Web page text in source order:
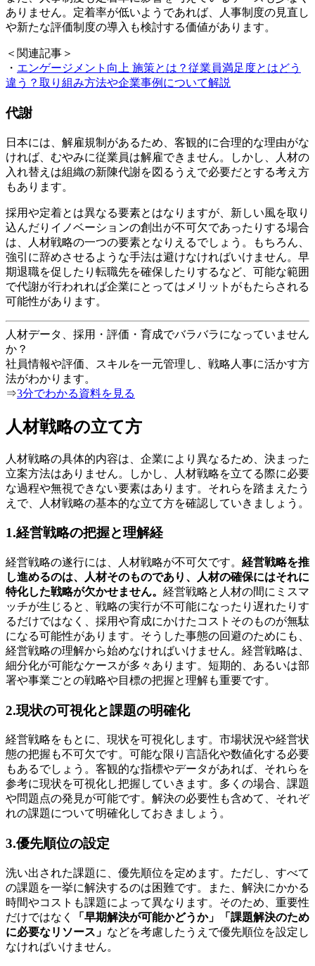
ありません。定着率が低いようであれば、人事制度の見直し
や新たな評価制度の導入も検討する価値があります。
＜関連記事＞
・ エンゲージメント向上 施策とは？従業員満足度とはどう
違う？取り組み方法や企業事例について解説
代謝
日本には、解雇規制があるため、客観的に合理的な理由がな
ければ、むやみに従業員は解雇できません。しかし、人材の
入れ替えは組織の新陳代謝を図るうえで必要だとする考え方
もあります。
採用や定着とは異なる要素とはなりますが、新しい風を取り
込んだりイノベーションの創出が不可欠であったりする場合
は、人材戦略の一つの要素となりえるでしょう。もちろん、
強引に辞めさせるような手法は避けなければいけません。早
期退職を促したり転職先を確保したりするなど、可能な範囲
で代謝が行われれば企業にとってはメリットがもたらされる
可能性があります。
人材データ、採用・評価・育成でバラバラになっていません
か？
社員情報や評価、スキルを一元管理し、戦略人事に活かす方
法がわかります。
⇒3分でわかる資料を見る
人材戦略の立て方
人材戦略の具体的内容は、企業により異なるため、決まった
立案方法はありません。しかし、人材戦略を立てる際に必要
な過程や無視できない要素はあります。それらを踏まえたう
えで、人材戦略の基本的な立て方を確認していきましょう。
1.経営戦略の把握と理解経
経営戦略の遂行には、人材戦略が不可欠です。 経営戦略を推
し進めるのは、人材そのものであり、人材の確保にはそれに
特化した戦略が欠かせません。 経営戦略と人材の間にミスマ
ッチが生じると、戦略の実行が不可能になったり遅れたりす
るだけではなく、採用や育成にかけたコストそのものが無駄
になる可能性があります。そうした事態の回避のためにも、
経営戦略の理解から始めなければいけません。経営戦略は、
細分化が可能なケースが多々あります。短期的、あるいは部
署や事業ごとの戦略や目標の把握と理解も重要です。
2.現状の可視化と課題の明確化
経営戦略をもとに、現状を可視化します。市場状況や経営状
態の把握も不可欠です。可能な限り言語化や数値化する必要
もあるでしょう。客観的な指標やデータがあれば、それらを
参考に現状を可視化し把握していきます。多くの場合、課題
や問題点の発見が可能です。解決の必要性も含めて、それぞ
れの課題について明確化しておきましょう。
3.優先順位の設定
洗い出された課題に、優先順位を定めます。ただし、すべて
の課題を一挙に解決するのは困難です。また、解決にかかる
時間やコストも課題によって異なります。そのため、重要性
だけではなく
「早期解決が可能かどうか」「課題解決のため
に必要なリソース」 などを考慮したうえで優先順位を設定し
なければいけません。